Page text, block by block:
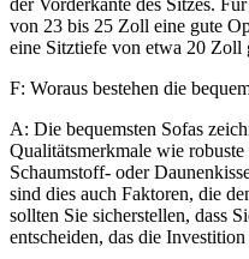
der Vorderkante des Sitzes.
von 23 bis 25 Zoll eine gute
eine Sitztiefe von etwa 20 Zoll
F: Woraus bestehen die
A: Die bequemsten Sofas
Qualitätsmerkmale wie
Schaumstoff- oder
sind dies auch Faktoren, die
sollten Sie sicherstellen, dass
entscheiden, das die